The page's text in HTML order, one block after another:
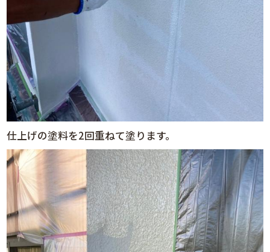
仕上げの塗料を2回重ねて塗ります。